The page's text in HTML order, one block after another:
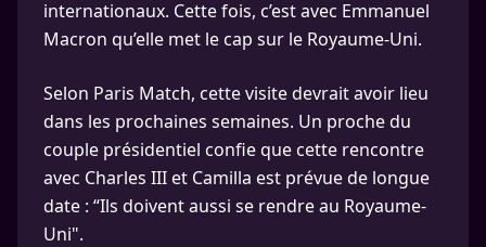
internationaux. Cette fois, c’est avec Emmanuel
Macron qu’elle met le cap sur le Royaume-Uni.
Selon Paris Match, cette visite devrait avoir lieu
dans les prochaines semaines. Un proche du
couple présidentiel confie que cette rencontre
avec Charles III et Camilla est prévue de longue
date : “Ils doivent aussi se rendre au Royaume-
Uni".